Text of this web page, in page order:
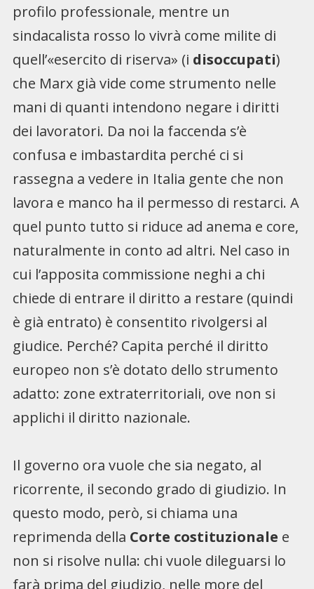
profilo professionale, mentre un
sindacalista rosso lo vivrà come milite di
quell’«esercito di riserva» (i disoccupati)
che Marx già vide come strumento nelle
mani di quanti intendono negare i diritti
dei lavoratori. Da noi la faccenda s’è
confusa e imbastardita perché ci si
rassegna a vedere in Italia gente che non
lavora e manco ha il permesso di restarci. A
quel punto tutto si riduce ad anema e core,
naturalmente in conto ad altri. Nel caso in
cui l’apposita commissione neghi a chi
chiede di entrare il diritto a restare (quindi
è già entrato) è consentito rivolgersi al
giudice. Perché? Capita perché il diritto
europeo non s’è dotato dello strumento
adatto: zone extraterritoriali, ove non si
applichi il diritto nazionale.
Il governo ora vuole che sia negato, al
ricorrente, il secondo grado di giudizio. In
questo modo, però, si chiama una
reprimenda della Corte costituzionale e
non si risolve nulla: chi vuole dileguarsi lo
farà prima del giudizio, nelle more del